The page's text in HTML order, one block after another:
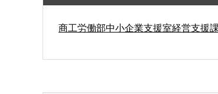
商工労働部中小企業支援室経営支援